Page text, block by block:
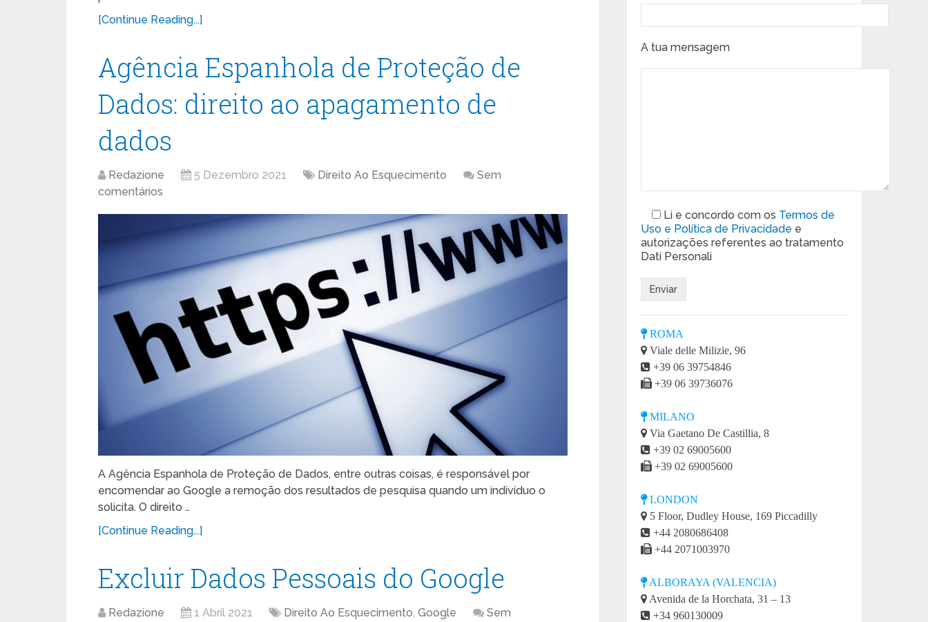
[Continue Reading...]
Agência Espanhola de Proteção de
Dados: direito ao apagamento de
dados
Redazione 5 Dezembro 2021 Direito Ao Esquecimento
Sem
comentários
A Agência Espanhola de Proteção de Dados, entre outras coisas, é responsável por
encomendar ao Google a remoção dos resultados de pesquisa quando um indivíduo o
solicita. O direito …
[Continue Reading...]
Excluir Dados Pessoais do Google
Redazione 1 Abril 2021 Direito Ao Esquecimento, Google
Sem
A tua mensagem
Li e concordo com os Termos de
Uso e Política de Privacidade e
autorizações referentes ao tratamento
Dati Personali
ROMA
Viale delle Milizie, 96
+39 06 39754846
+39 06 39736076
MILANO
Via Gaetano De Castillia, 8
+39 02 69005600
+39 02 69005600
LONDON
5 Floor, Dudley House, 169 Piccadilly
+44 2080686408
+44 2071003970
ALBORAYA (VALENCIA)
Avenida de la Horchata, 31 – 13
+34 960130009